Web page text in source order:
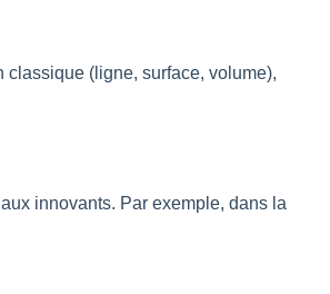
classique (ligne, surface, volume),
innovants. Par exemple, dans la